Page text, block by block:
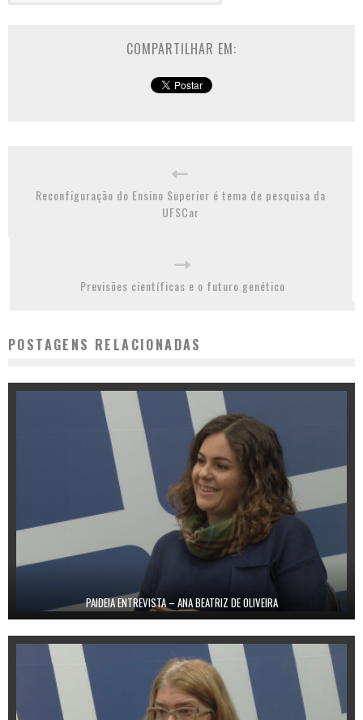
COMPARTILHAR EM:
Reconfiguração do Ensino Superior é tema de pesquisa da
UFSCar
Previsões científicas e o futuro genético
POSTAGENS RELACIONADAS
PAIDEIA ENTREVISTA – ANA BEATRIZ DE OLIVEIRA